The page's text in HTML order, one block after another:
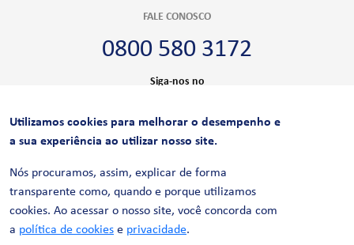
FALE CONOSCO
0800 580 3172
Siga-nos no
CERTIFICAÇÕES
Utilizamos cookies para melhorar o desempenho e
a sua experiência ao utilizar nosso site.
Nós procuramos, assim, explicar de forma
transparente como, quando e porque utilizamos
cookies. Ao acessar o nosso site, você concorda com
a política de cookies e privacidade.